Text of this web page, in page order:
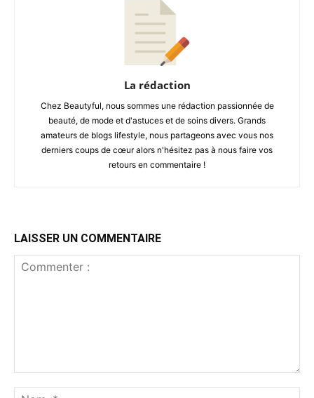
La rédaction
Chez Beautyful, nous sommes une rédaction passionnée de
beauté, de mode et d'astuces et de soins divers. Grands
amateurs de blogs lifestyle, nous partageons avec vous nos
derniers coups de cœur alors n'hésitez pas à nous faire vos
retours en commentaire !
LAISSER UN COMMENTAIRE